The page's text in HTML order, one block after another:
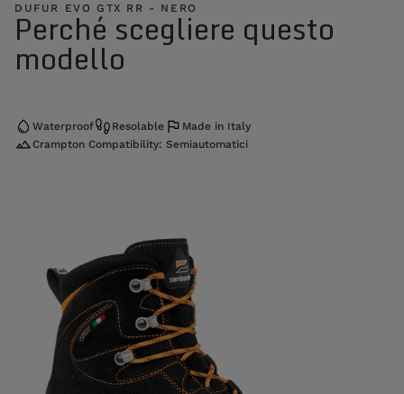
DUFUR EVO GTX RR - NERO
Perché scegliere questo
modello
Waterproof Resolable
Made in Italy
Crampton Compatibility: Semiautomatici